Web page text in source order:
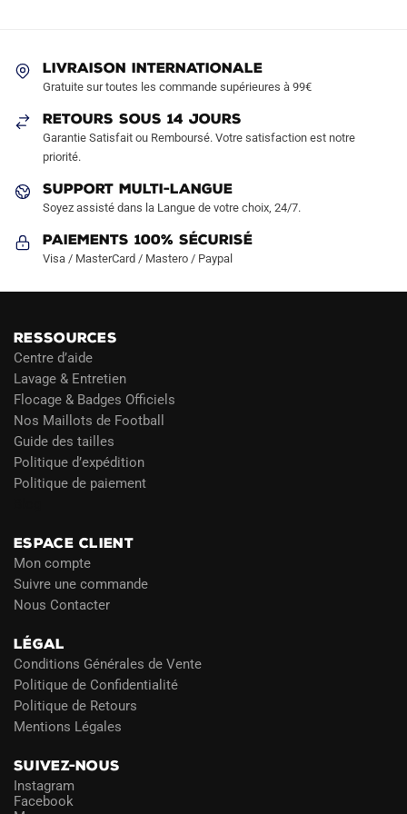
choisies
la
page
produit
page
LIVRAISON INTERNATIONALE
Gratuite sur toutes les commande supérieures à 99€
RETOURS SOUS 14 JOURS
Garantie Satisfait ou Remboursé. Votre satisfaction est notre
priorité.
SUPPORT MULTI-LANGUE
Soyez assisté dans la Langue de votre choix, 24/7.
Paiements 100% Sécurisé
Visa / MasterCard / Mastero / Paypal
RESSOURCES
Centre d’aide
Lavage & Entretien
Flocage & Badges Officiels
Nos Maillots de Football
Guide des tailles
Politique d’expédition
Politique de paiement
ESPACE CLIENT
Mon compte
Suivre une commande
Nous Contacter
LÉGAL
Conditions Générales de Vente
Politique de Confidentialité
Politique de Retours
Mentions Légales
SUIVEZ-NOUS
Instagram
Facebook